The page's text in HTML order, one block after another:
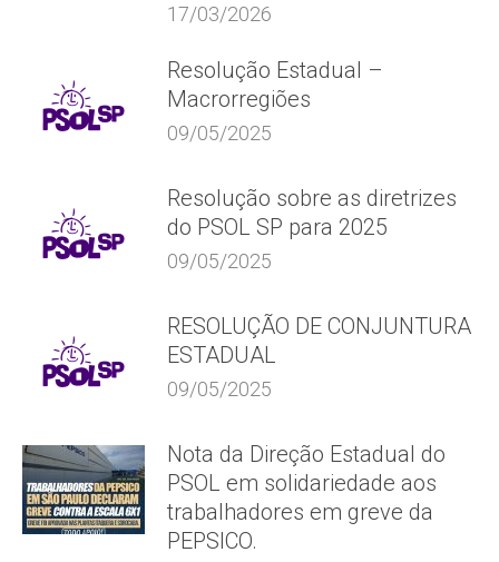
17/03/2026
Resolução Estadual –
Macrorregiões
09/05/2025
Resolução sobre as diretrizes
do PSOL SP para 2025
09/05/2025
RESOLUÇÃO DE CONJUNTURA
ESTADUAL
09/05/2025
Nota da Direção Estadual do
PSOL em solidariedade aos
trabalhadores em greve da
PEPSICO.